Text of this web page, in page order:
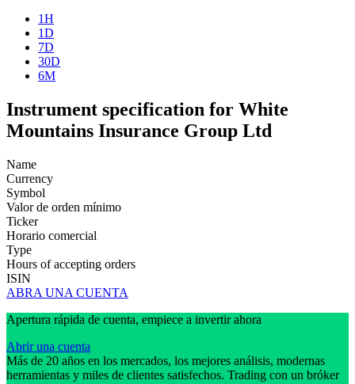
1H
1D
7D
30D
6M
Instrument specification for White
Mountains Insurance Group Ltd
Name
Currency
Symbol
Valor de orden mínimo
Ticker
Horario comercial
Type
Hours of accepting orders
ISIN
ABRA UNA CUENTA
Apertura rápida de cuenta, empiece a invertir ahora
Abrir una cuenta
Más de 20 años en los mercados, los mejores análisis, modernas
herramientas y miles de clientes satisfechos. Trading con un bróker